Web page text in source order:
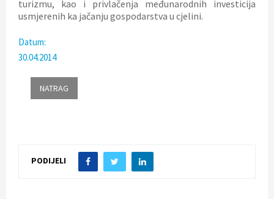
turizmu, kao i privlačenja međunarodnih investicija
usmjerenih ka jačanju gospodarstva u cjelini.
Datum:
30.04.2014
PODIJELI